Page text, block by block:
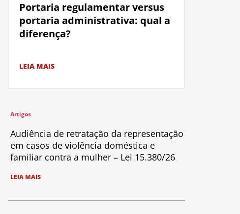
Portaria regulamentar versus
portaria administrativa: qual a
diferença?
LEIA MAIS
Artigos
Audiência de retratação da representação
em casos de violência doméstica e
familiar contra a mulher – Lei 15.380/26
LEIA MAIS